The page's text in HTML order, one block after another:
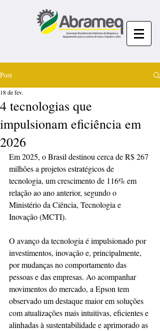
Post
4 tecnologias que
impulsionam eficiência em
2026
18 de fev.
Em 2025, o Brasil destinou cerca de R$ 267
milhões a projetos estratégicos de
tecnologia, um crescimento de 116% em
relação ao ano anterior, segundo o
Ministério da Ciência, Tecnologia e
Inovação (MCTI).
O avanço da tecnologia é impulsionado por
investimentos, inovação e, principalmente,
por mudanças no comportamento das
pessoas e das empresas. Ao acompanhar
movimentos do mercado, a Epson tem
observado um destaque maior em soluções
com atualizações mais intuitivas, eficientes e
alinhadas à sustentabilidade e aprimorado as